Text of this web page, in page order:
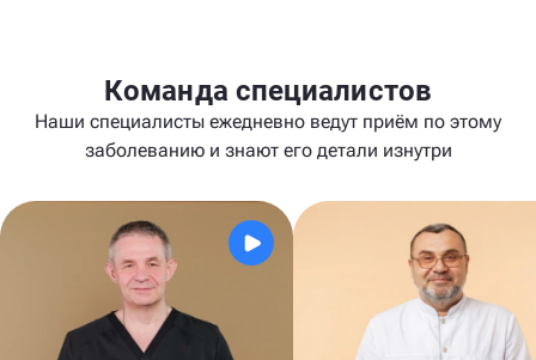
Команда специалистов
Наши специалисты ежедневно ведут приём по этому
заболеванию и знают его детали изнутри